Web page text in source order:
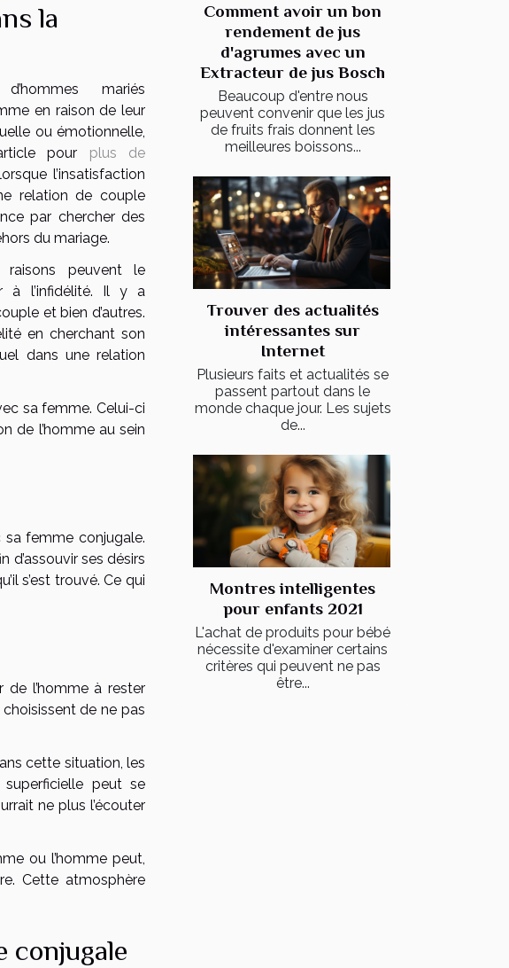
la
mariés
en raison de leur
ou émotionnelle,
pour plus de
l’insatisfaction
relation de couple
par chercher des
du mariage.
raisons peuvent le
à l’infidélité. Il y a
et bien d’autres.
en cherchant son
dans une relation
sa femme. Celui-ci
de l’homme au sein
sa femme conjugale.
d’assouvir ses désirs
s’est trouvé. Ce qui
l’homme à rester
de ne pas
cette situation, les
peut se
ne plus l’écouter
ou l’homme peut,
Cette atmosphère
conjugale
Comment avoir un bon
rendement de jus
d'agrumes avec un
Extracteur de jus Bosch
Beaucoup d'entre nous
peuvent convenir que les jus
de fruits frais donnent les
meilleures boissons...
Trouver des actualités
intéressantes sur
Internet
Plusieurs faits et actualités se
passent partout dans le
monde chaque jour. Les sujets
de...
Montres intelligentes
pour enfants 2021
L'achat de produits pour bébé
nécessite d'examiner certains
critères qui peuvent ne pas
être...